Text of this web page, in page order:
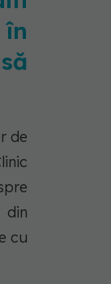
de
din
cu